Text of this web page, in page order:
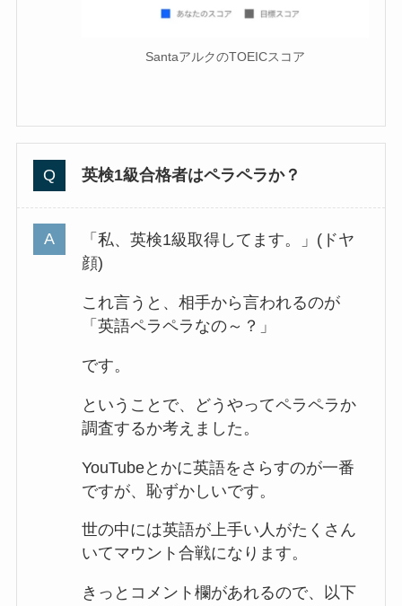
SantaアルクのTOEICスコア
英検1級合格者はペラペラか？
「私、英検1級取得してます。」(ドヤ
顔)
これ言うと、相手から言われるのが
「英語ペラペラなの～？」
です。
ということで、どうやってペラペラか
調査するか考えました。
YouTubeとかに英語をさらすのが一番
ですが、恥ずかしいです。
世の中には英語が上手い人がたくさん
いてマウント合戦になります。
きっとコメント欄があれるので、以下